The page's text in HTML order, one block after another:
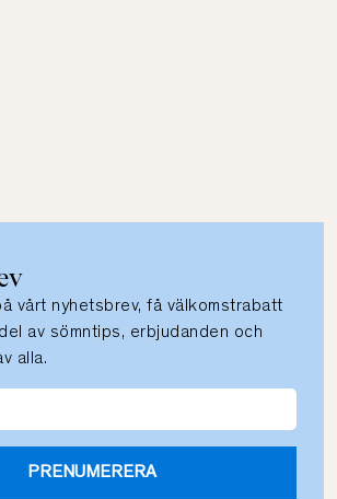
vårt nyhetsbrev, få välkomstrabatt
av sömntips, erbjudanden och
alla.
PRENUMERERA